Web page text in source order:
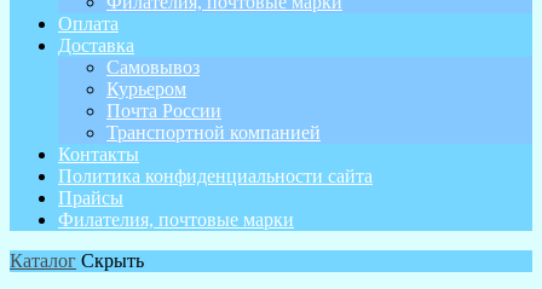
Оплата
Доставка
Самовывоз
Курьером
Почта России
Транспортной компанией
Контакты
Политика конфиденциальности сайта
Прайсы
Филателия, почтовые марки
Каталог Скрыть